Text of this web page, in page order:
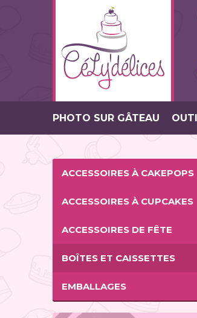
PHOTO SUR GÂTEAU
ACCESSOIRES À CAKEPOPS
ACCESSOIRES À CUPCAKES
ACCESSOIRES DE FÊTE
BOÎTES ET CAISSETTES
EMBALLAGES